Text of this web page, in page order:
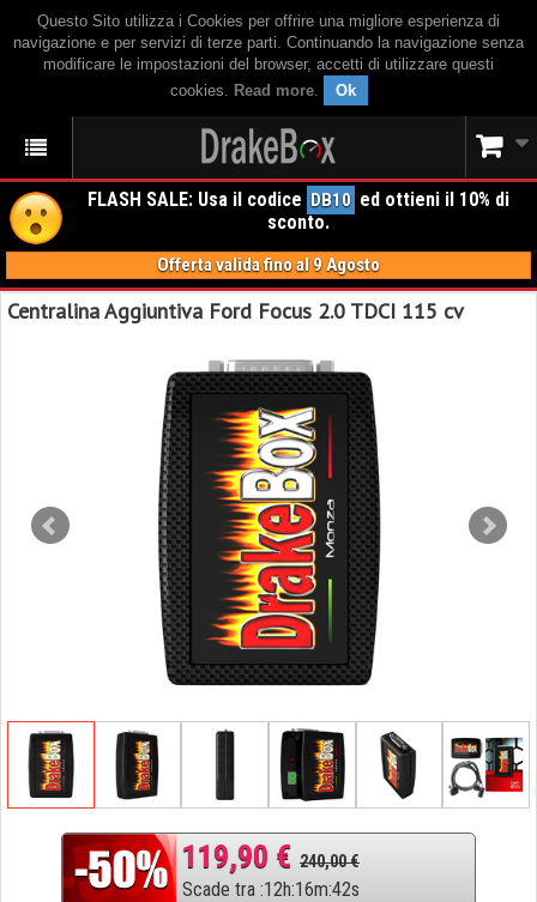
Questo Sito utilizza i Cookies per offrire una migliore esperienza di
navigazione e per servizi di terze parti. Continuando la navigazione senza
modificare le impostazioni del browser, accetti di utilizzare questi
cookies. Read more. Ok
FLASH SALE: Usa il codice DB10 ed ottieni il 10% di
sconto.
Offerta valida fino al 9 Agosto
Centralina Aggiuntiva Ford Focus 2.0 TDCI 115 cv
119,90 € 240,00 €
Scade tra :12h:16m:41s